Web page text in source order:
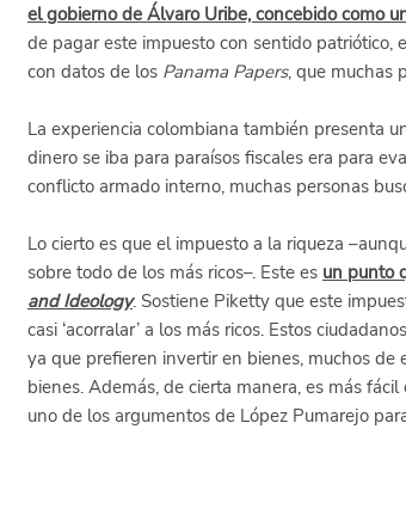
el gobierno de Álvaro Uribe, concebido como
de pagar este impuesto con sentido patriótico,
con datos de los Panama Papers, que muchas
La experiencia colombiana también presenta
dinero se iba para paraísos fiscales era para
conflicto armado interno, muchas personas
Lo cierto es que el impuesto a la riqueza
sobre todo de los más ricos–. Este es un punto
and Ideology. Sostiene Piketty que este
casi ‘acorralar’ a los más ricos. Estos
ya que prefieren invertir en bienes, muchos de
bienes. Además, de cierta manera, es más
uno de los argumentos de López Pumarejo